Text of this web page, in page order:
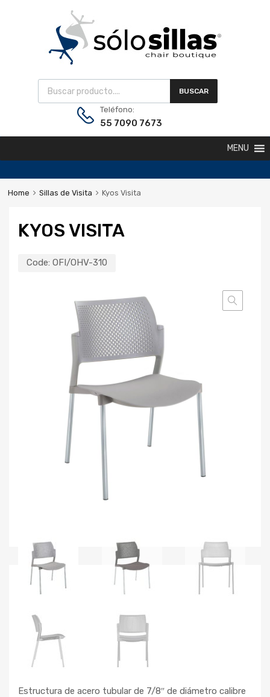
BUSCAR
Teléfono:
55 7090 7673
MENU
Home Sillas de Visita Kyos Visita
KYOS VISITA
Code: OFI/OHV-310
Estructura de acero tubular de 7/8″ de diámetro calibre